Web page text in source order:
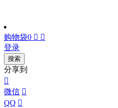
购物袋0  
登录
搜索
分享到

微信 
QQ 